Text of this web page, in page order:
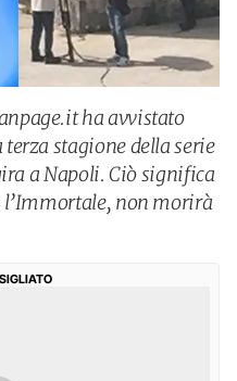
ha avvistato
terza stagione della serie
a Napoli. Ciò significa
l’Immortale, non morirà